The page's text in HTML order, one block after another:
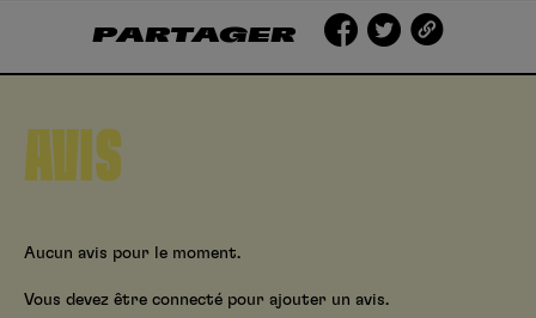
PARTAGER
AVIS
Aucun avis pour le moment.
Vous devez être connecté pour ajouter un avis.